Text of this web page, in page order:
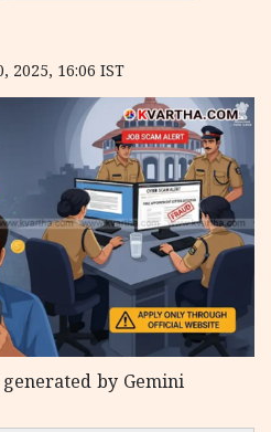
2025, 16:06 IST
by Gemini